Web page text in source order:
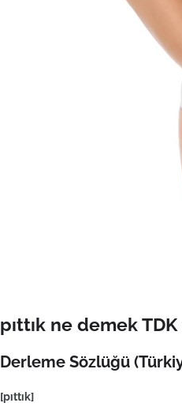
pıttık ne demek
Derleme Sözlüğü
[pıttık]